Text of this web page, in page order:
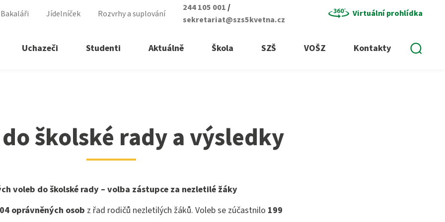
Uchazeči Studenti Aktuálně Škola SZŠ
sestra
služby
zdravotnictví
VOŠZ
nutriční terapeut
Kontakty
Bakaláři Jídelníček Rozvrhy a suplování
244 105 001/
sekretariat@szs5kvetna.cz
Virtuální prohlídka
školské rady a výsledky
voleb do školské rady – volba zástupce za nezletilé žáky
oprávněných osob z řad rodičů nezletilých žáků. Voleb se zúčastnilo 199